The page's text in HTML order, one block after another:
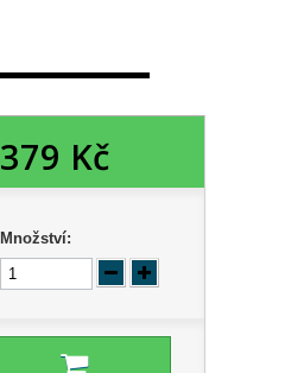
379 Kč
Množství: